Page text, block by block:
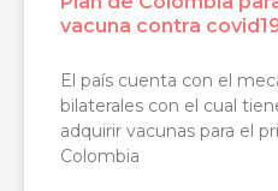
vacuna contra
El país cuenta con el
bilaterales con el cual
adquirir vacunas para el
Colombia